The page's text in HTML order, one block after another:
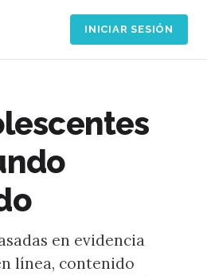
INICIAR SESIÓN
en evidencia
línea, contenido